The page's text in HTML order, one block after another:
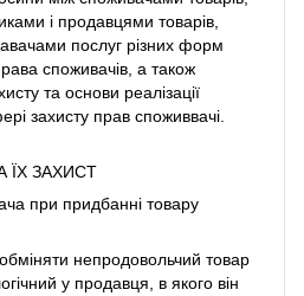
і продавцями товарів,
послуг різних форм
споживачів, а також
та основи реалізації
захисту прав споживвачі.
ЇХ ЗАХИСТ
при придбанні товару
непродовольчий товар
у продавця, в якого він